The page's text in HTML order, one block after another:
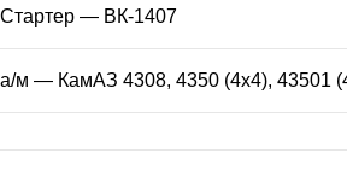
Стартер — ВК-1407
а/м — КамAЗ 4308, 4350 (4х4), 43501